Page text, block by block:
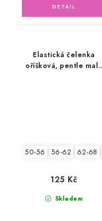
Elastická čelenka
oříšková, pentle malá
50-56 56-62 62-68
Skladem
125 Kč